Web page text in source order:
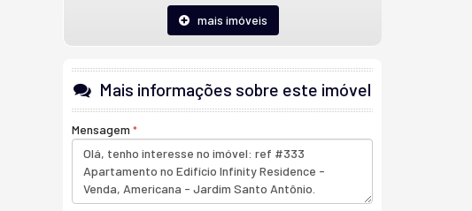
mais imóveis
Mais informações sobre este imóvel
Mensagem